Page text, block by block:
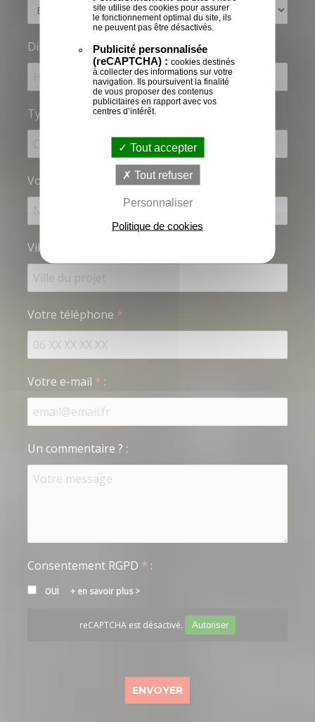
Dimension
Type de porte*:
Vous êtes
Ville
Votre téléphone *
Votre e-mail * :
Un commentaire ? :
Consentement RGPD * :
oui en savoir plus >
reCAPTCHA est désactivé. Autoriser
site utilise des cookies pour assurer
le fonctionnement optimal du site, ils
ne peuvent pas être désactivés.
Publicité personnalisée
(reCAPTCHA) : cookies destinés
à collecter des informations sur votre
navigation. Ils poursuivent la finalité
de vous proposer des contenus
publicitaires en rapport avec vos
centres d’intérêt.
Tout accepter
Tout refuser
Personnaliser
Politique de cookies